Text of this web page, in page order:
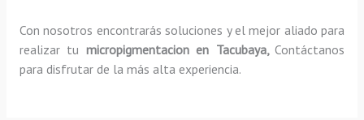
Con nosotros encontrarás soluciones y el mejor aliado para
realizar tu micropigmentacion en Tacubaya,Contáctanos
para disfrutar de la más alta experiencia.